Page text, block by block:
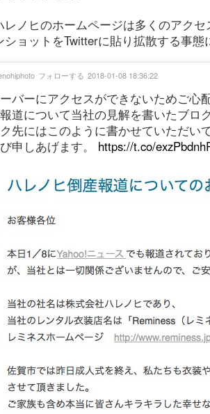
レノヒのホームページは多くのアク
ショットをTwitterに貼り拡散する事態
バーにアクセスができないためご心
道について当社の見解を書いたブロ
先にはこのように書かせていただい
申しあげます。 https://t.co/
フォローする 2018-01-08 18:36:22